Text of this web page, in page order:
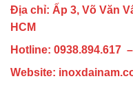
Địa chỉ: Ấp 3, Võ Văn
HCM
Hotline: 0938.894.617
Website: